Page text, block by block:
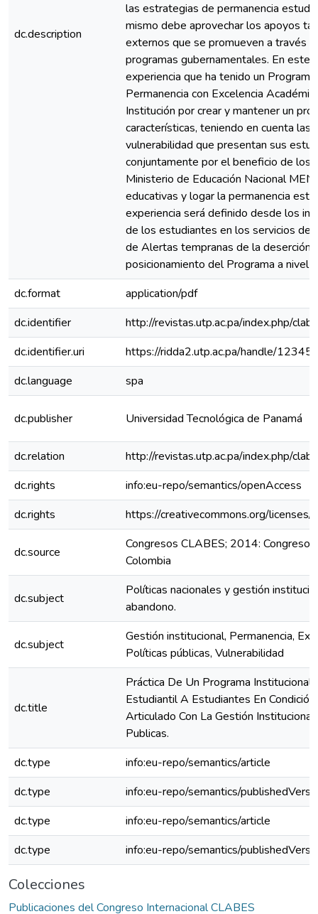
dc.description
las estrategias de permanencia
mismo debe aprovechar los apoyos
externos que se promueven a través
programas gubernamentales. En este
experiencia que ha tenido un
Permanencia con Excelencia
Institución por crear y mantener un
características, teniendo en cuenta las
vulnerabilidad que presentan sus
conjuntamente por el beneficio de los
Ministerio de Educación Nacional
educativas y logar la permanencia
experiencia será definido desde los
de los estudiantes en los servicios de
de Alertas tempranas de la deserción,
posicionamiento del Programa a nivel
dc.format
application/pdf
dc.identifier
http://revistas.utp.ac.pa/index.php/
dc.identifier.uri
https://ridda2.utp.ac.pa/handle/
dc.language
spa
dc.publisher Universidad Tecnológica de Panamá
dc.relation
http://revistas.utp.ac.pa/index.php/
dc.rights
info:eu-repo/semantics/openAccess
dc.rights
https://creativecommons.org/
dc.source
Congresos CLABES; 2014: Congreso
Colombia
dc.subject
Políticas nacionales y gestión
abandono.
dc.subject
Gestión institucional, Permanencia,
Políticas públicas, Vulnerabilidad
dc.title
Práctica De Un Programa Institucional
Estudiantil A Estudiantes En
Articulado Con La Gestión
Publicas.
dc.type
info:eu-repo/semantics/article
dc.type
info:eu-repo/semantics/
dc.type
info:eu-repo/semantics/article
dc.type
info:eu-repo/semantics/
Colecciones
Publicaciones del Congreso Internacional CLABES